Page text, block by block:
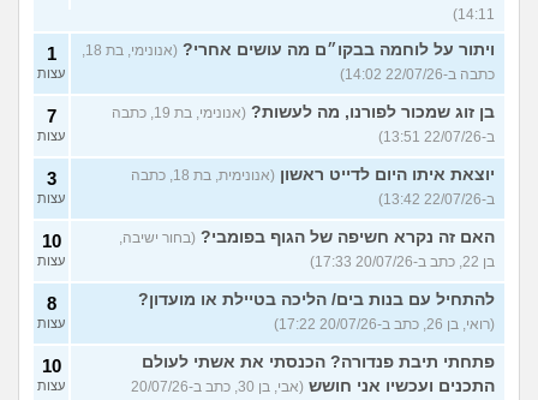
14:11)
ויתור על לוחמה בבקו״ם מה עושים אחרי?
(אנונימי, בת 18,
כתבה ב-22/07/26 14:02)
1
עצות
בן זוג שמכור לפורנו, מה לעשות?
(אנונימי, בת 19, כתבה
ב-22/07/26 13:51)
7
עצות
יוצאת איתו היום לדייט ראשון
(אנונימית, בת 18, כתבה
ב-22/07/26 13:42)
3
עצות
האם זה נקרא חשיפה של הגוף בפומבי? (בחור ישיבה,
בן 22, כתב ב-20/07/26 17:33)
10
עצות
להתחיל עם בנות בים/ הליכה בטיילת או מועדון?
(רואי, בן 26, כתב ב-20/07/26 17:22)
8
עצות
פתחתי תיבת פנדורה? הכנסתי את אשתי לעולם
התכנים ועכשיו אני חושש
(אבי, בן 30, כתב ב-20/07/26
10
עצות